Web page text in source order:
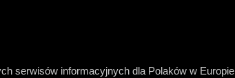
serwisów informacyjnych dla Polaków w Europie